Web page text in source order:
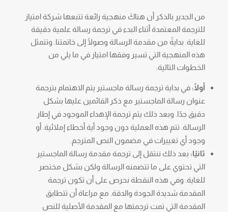
من الجدير بالذكر أن هناكَ منهجية رائعة تتبعها شركة امتياز
للترجمة المعتمدة أثناء البدء في ترجمة رسالة علمية دقيقة
للغاية. بدايةً من مقدمة الرسالة وصولًا إلى خاتمتنا. وتتمثل
هذه المنهجية التي تسير وفقها امتياز في ما يلي من
الخطوات التالية:
أولًا: في بداية ترجمة رسالة ماجستير يتم الاهتمام بترجمة
عنوان رسالة الماجستير مع ذكر القائمين عليها بشكل
دقيق جدًا. وبعد ذلك يتم ترجمة الإهداء الموجود في إطار
الرسالة. تتم هذه العملية دون وجود أية أخطاء إملائية. أو
وجود أي تغييرات في مضمون النص المترجم.
ثانيًا: بعد ذلك ننتقل إلى ترجمة مقدمة رسالة الماجستير
التي تحتوي على ما تتضمنه الرسالة ولكن بشكل مختصر
للغاية. وفي هذه النقطة نحرص على أن تكون ترجمة
المقدمة شديدة الجودة والدقة. مع مراعاة أن تتطابق
المقدمة التي تمت ترجمتها مع المقدمة الأصلية للنص